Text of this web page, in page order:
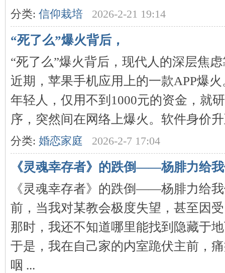
分类: 信仰栽培 2026-2-21 19:14
“死了么”爆火背后，
“死了么”爆火背后，现代人的深层焦
近期，苹果手机应用上的一款APP爆
年轻人，仅用不到1000元的资金，就
序，突然间在网络上爆火。软件身价
分类: 婚恋家庭 2026-2-7 17:04
《灵魂幸存者》的跌倒——杨腓力给
《灵魂幸存者》的跌倒——杨腓力给
前，当我对某教会极度失望，甚至因
那时，我还不知道哪里能找到隐藏于
于是，我在自己家的内室跪伏主前，
咽 ...